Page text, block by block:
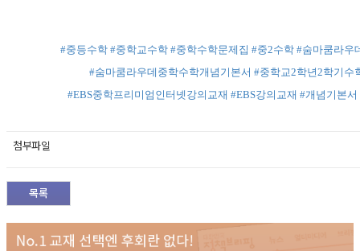
#중등수학 #중학교수학 #중학수학문제집 #중2수학 #숨마쿰라우
#숨마쿰라우데중학수학개념기본서 #중학교2학년2학기수
#EBS중학프리미엄인터넷강의교재 #EBS강의교재 #개념기본서
첨부파일
목록